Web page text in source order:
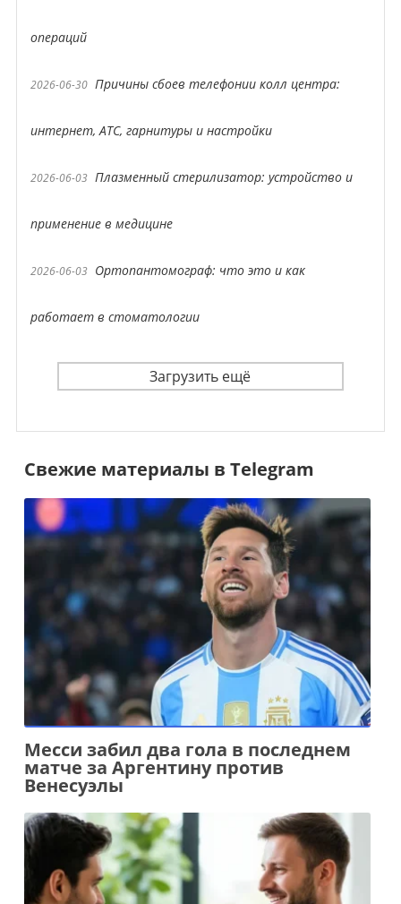
операций
2026-06-30 Причины сбоев телефонии колл центра:
интернет, АТС, гарнитуры и настройки
2026-06-03 Плазменный стерилизатор: устройство и
применение в медицине
2026-06-03 Ортопантомограф: что это и как
работает в стоматологии
Загрузить ещё
Свежие материалы в Telegram
Месси забил два гола в последнем
матче за Аргентину против
Венесуэлы